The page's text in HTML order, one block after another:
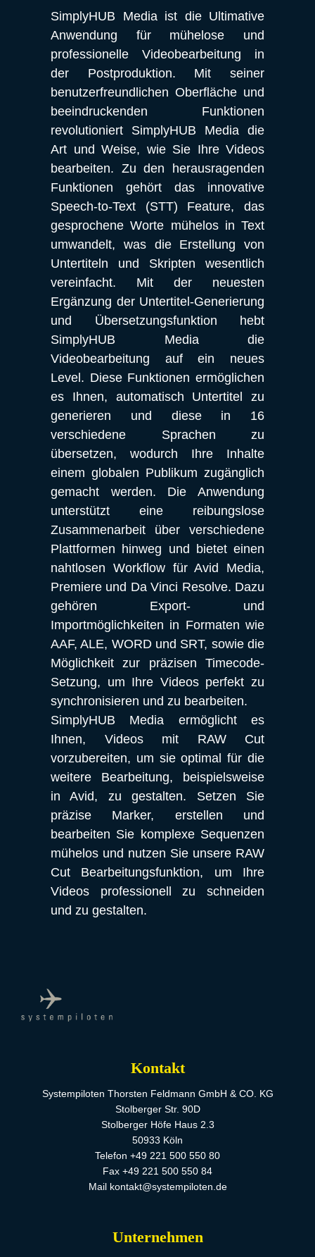
SimplyHUB Media ist die Ultimative
Anwendung für mühelose und
professionelle Videobearbeitung in
der Postproduktion. Mit seiner
benutzerfreundlichen Oberfläche und
beeindruckenden Funktionen
revolutioniert SimplyHUB Media die
Art und Weise, wie Sie Ihre Videos
bearbeiten. Zu den herausragenden
Funktionen gehört das innovative
Speech-to-Text (STT) Feature, das
gesprochene Worte mühelos in Text
umwandelt, was die Erstellung von
Untertiteln und Skripten wesentlich
vereinfacht. Mit der neuesten
Ergänzung der Untertitel-Generierung
und Übersetzungsfunktion hebt
SimplyHUB Media die
Videobearbeitung auf ein neues
Level. Diese Funktionen ermöglichen
es Ihnen, automatisch Untertitel zu
generieren und diese in 16
verschiedene Sprachen zu
übersetzen, wodurch Ihre Inhalte
einem globalen Publikum zugänglich
gemacht werden. Die Anwendung
unterstützt eine reibungslose
Zusammenarbeit über verschiedene
Plattformen hinweg und bietet einen
nahtlosen Workflow für Avid Media,
Premiere und Da Vinci Resolve. Dazu
gehören Export- und
Importmöglichkeiten in Formaten wie
AAF, ALE, WORD und SRT, sowie die
Möglichkeit zur präzisen Timecode-
Setzung, um Ihre Videos perfekt zu
synchronisieren und zu bearbeiten.
SimplyHUB Media ermöglicht es
Ihnen, Videos mit RAW Cut
vorzubereiten, um sie optimal für die
weitere Bearbeitung, beispielsweise
in Avid, zu gestalten. Setzen Sie
präzise Marker, erstellen und
bearbeiten Sie komplexe Sequenzen
mühelos und nutzen Sie unsere RAW
Cut Bearbeitungsfunktion, um Ihre
Videos professionell zu schneiden
und zu gestalten.
Kontakt
Systempiloten Thorsten Feldmann GmbH & CO. KG
Stolberger Str. 90D
Stolberger Höfe Haus 2.3
50933 Köln
Telefon +49 221 500 550 80
Fax +49 221 500 550 84
Mail kontakt@systempiloten.de
Unternehmen